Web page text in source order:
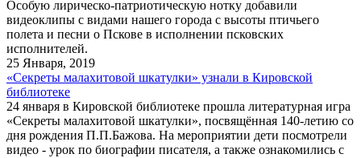
Особую лирическо-патриотическую нотку добавили
видеоклипы с видами нашего города с высоты птичьего
полета и песни о Пскове в исполнении псковских
исполнителей.
25 Января, 2019
«Секреты малахитовой шкатулки» узнали в Кировской
библиотеке
24 января в Кировской библиотеке прошла литературная игра
«Секреты малахитовой шкатулки», посвящённая 140-летию со
дня рождения П.П.Бажова. На мероприятии дети посмотрели
видео - урок по биографии писателя, а также ознакомились с